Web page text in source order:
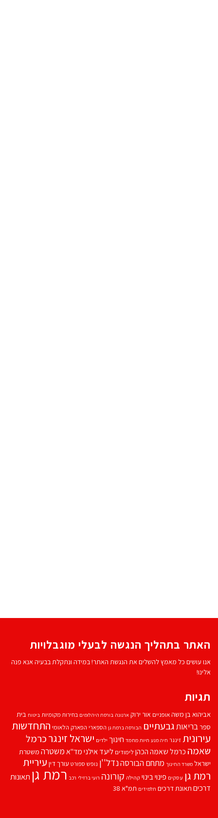
האתר בתהליך הנגשה לבעלי מוגבלויות
אנו עושים כל מאמץ להשלים את הנגשת האתר! במידה ונתקלת בבעיה אנא פנה
אלינו!
תגיות
אביהוא בן משהאופניים אור ירוק ארנונה בורסת היהלומים בחירות מקומיות ביטוח בית
ספרבריאותגבעתיים הבורסה ברמת גן הספארי הפארק הלאומי התחדשות
עירוניתזינגר חיה מנע חיות מחמד חינוך ילדים ישראל זינגרכרמל
שאמה כרמל שאמה הכהן לימודים ליעד אילנימד''אמשטרה משטרת
ישראל משרד החינוך מתחם הבורסהנדל''ן נופש ספורט עורך דין עיריית
רמת גן עסקים פינוי בינוי קהילה קורונה רועי ברזילי רכב רמת גן תאונות
דרכים תאונת דרכים תלמידים תמ"א 38